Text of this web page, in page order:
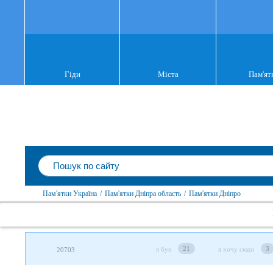
Гіди Міста
Пам'ятки Україна / Пам'ятки Дніпра область / Пам'ятки Дніпро
20703 я був 21 я хочу сюди 3